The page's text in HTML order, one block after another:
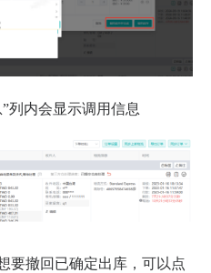
列内会显示调用信息
要撤回已确定出库，可以点